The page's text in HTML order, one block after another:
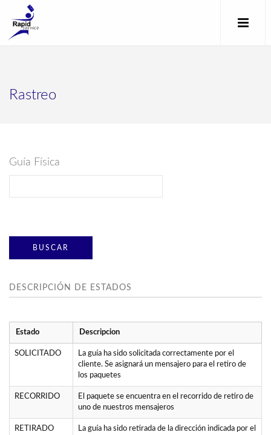
Rastreo
Guía Física
DESCRIPCIÓN DE ESTADOS
Estado Descripcion
SOLICITADO
La guía ha sido solicitada correctamente por el
cliente. Se asignará un mensajero para el retiro de
los paquetes
RECORRIDO
El paquete se encuentra en el recorrido de retiro de
uno de nuestros mensajeros
RETIRADO
La guía ha sido retirada de la dirección indicada por el